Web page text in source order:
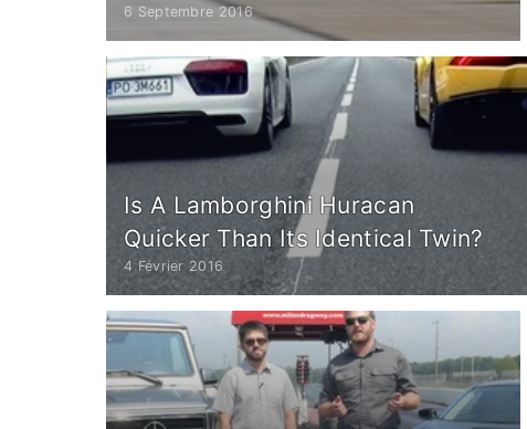
6 Septembre 2016
Is A Lamborghini Huracan
Quicker Than Its Identical Twin?
4 Février 2016